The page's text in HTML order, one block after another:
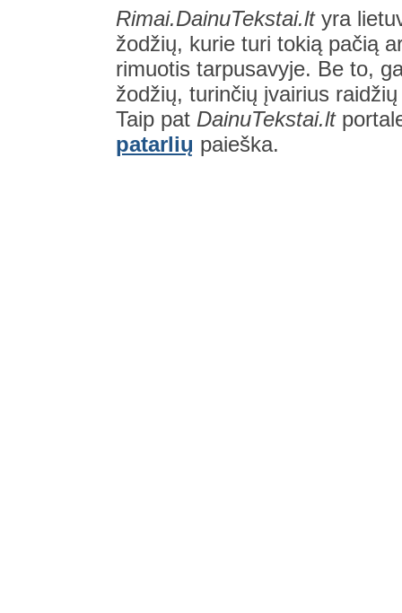
Rimai.DainuTekstai.ltyra
žodžių, kurie turi tokią pačią
rimuotis tarpusavyje. Be to,
žodžių, turinčių įvairius
Taip pat DainuTekstai.lt
patarlių paieška.